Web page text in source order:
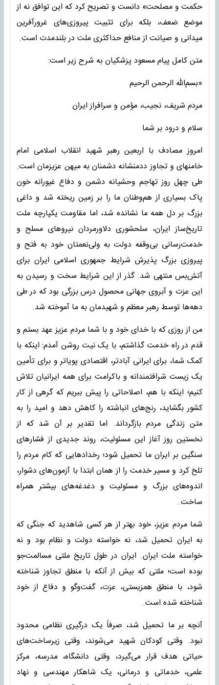
حکمت و مصلحت» دانست و تصریح کرد که این توافق نه از
موضع ضعف، بلکه برای تثبیت پیروزی‌های غرورآفرین
میدانی و صیانت از منافع حداکثری ملت در بلندمدت است.
متن کامل پیام مسعود پزشکیان به شرح زیر است:
«بسم‌الله الرحمن الرحیم
مردم شریف، نجیب، مؤمن و سرافراز ایران
سلام و درود بر شما
امروز مصادف با اربعین رهبر شهید انقلاب اسلامی امام
خامنه‎ای و تجاوز ددمنشانه دشمنان به میهن عزیزمان است.
طی چهل روز تهاجم وحشیانه دشمن و دفاع غیورانه خون
پاک بسیاری از هم‌وطنان ما را بر زمین ریخته شد و داغی
بزرگ بر دل همه ما نشانده شد، اما مقاومت یکپارچه ملت
تاریخ‌ساز ایران، سلحشوری دلاورمردان نیروهای مسلح و
خدمت‌رسانی بی‌وقفه دولت به ولی‌نعمتان خود به فتح و
پیروزی بزرگ پذیرش شرایط جمهوری اسلامی ایران برای
آتش‌بس منتهی شد. گذر از این شرایط سخت و رسیدن به
این عزت و آبروی جهانی محصول درس بزرگی بود که در طی
دهه‌ها توسط رهبر معظم و شهیدمان به ما آموخته شد.
من از روزی که با خدای خود و با شما مردم عزیز عهد بستم و
قدم در راه خدمت گذاشتم، با یک نیت روشن آمدم: اینکه با
کمک شما، برای ایرانی آبادتر، اقتصادی پویاتر و برای تأمین
یک زیست شرافتمندانه و باکرامت برای همه ایرانیان تلاش
کنیم؛ اینکه با هم، اصلاحاتی را پیش ببریم که گرهی از کار
کشور بگشاید، رنج‌های انباشته را کاهش دهد و امید را به
متن زندگی مردم بازگرداند. اما تقدیر بر آن شد که از
نخستین روز آغاز این مسئولیت، روند جدیدی از فشارهای
سنگین بر ایران ما تحمیل شود؛ رخدادهایی که کام مردم را
تلخ کرد و مسیر خدمت را از همان ابتدا با آزمون‌های دشوار،
اندوه‌های بزرگ و مسئولیت‌ و دغدغه‌های بیشتر همراه
ساخت.
شما مردم عزیز، خود بهتر از هر کسی شاهدید که جنگی که
به ایران تحمیل شد، نه خواسته دولت و نظام بود و نه
خواسته ملت ایران. ایران در طول تاریخ ملتی مسالمت‌جو
بوده است؛ ملتی که بیش از آنکه با منطق تجاوز شناخته
شود، با منطق همزیستی، عزت، گفت‌وگو و دفاع از خود
شناخته شده است.
آنچه بر ما تحمیل شد، صرفاً یک درگیری نظامی محدود
نبود. وقتی کودکان شهید می‌شوند، وقتی زیرساخت‌های
حیاتی هدف قرار می‌گیرد، وقتی دانشگاه، مدرسه، مرکز
علمی، خدماتی و درمانی، یک شاهکار مهندسی و نهاد